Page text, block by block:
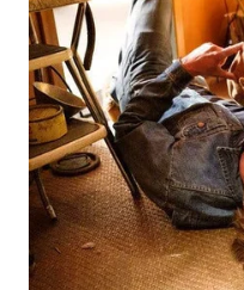
WAHANANEWS
ID
WAHANANEWS
CO ID
WAHANANEWS
NET
WAHANA